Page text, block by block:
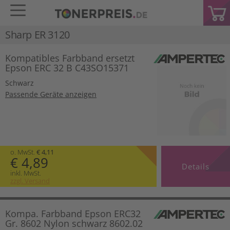
Sharp ER 3120
Kompatibles Farbband ersetzt
Epson ERC 32 B C43SO15371
Schwarz
Passende Geräte anzeigen
o. MwSt. € 4,11
€ 4,89
inkl. MwSt.
zzgl. Versand
Details
Kompa. Farbband Epson ERC32
Gr. 8602 Nylon schwarz 8602.02